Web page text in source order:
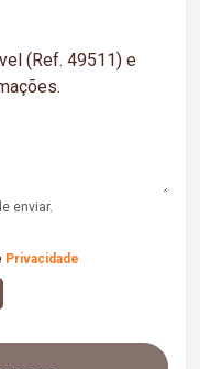
enviar.
Privacidade